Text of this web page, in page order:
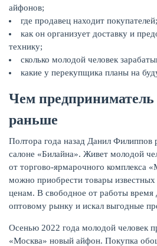
айфонов;
где продавец находит покупателей;
как он организует доставку и
технику;
сколько молодой человек
какие у перекупщика планы на
Чем предприниматель
раньше
Полтора года назад Данил Филиппов
салоне «Билайна». Живет молодой
от торгово-ярмарочного комплекса
можно приобрести товары
ценам. В свободное от работы время
оптовому рынку и искал выгодные
Осенью 2022 года молодой человек
«Москва» новый айфон. Покупка